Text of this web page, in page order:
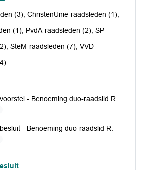
(3), ChristenUnie-raadsleden (1),
(1), PvdA-raadsleden (2), SP-
SteM-raadsleden (7), VVD-
- Benoeming duo-raadslid R.
- Benoeming duo-raadslid R.